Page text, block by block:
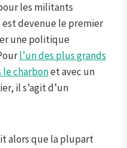
les militants
devenue le premier
une politique
l’un des plus grands
le charbonet avec un
il s’agit d’un
alors que la plupart